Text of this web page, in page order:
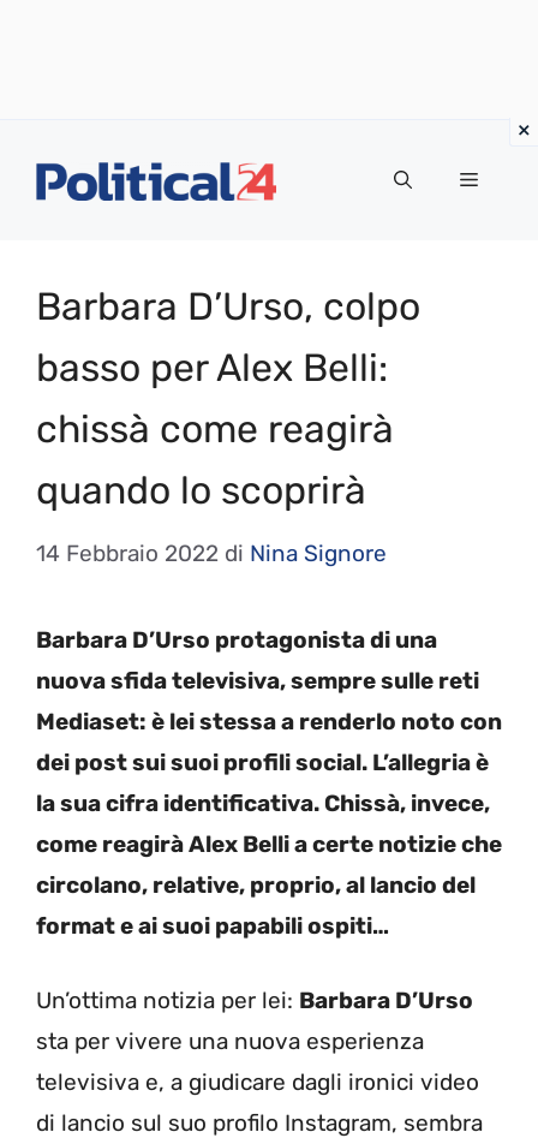
Menu
Barbara D’Urso, colpo
basso per Alex Belli:
chissà come reagirà
quando lo scoprirà
14 Febbraio 2022 di Nina Signore
Barbara D’Urso protagonista di una
nuova sfida televisiva, sempre sulle reti
Mediaset: è lei stessa a renderlo noto con
dei post sui suoi profili social. L’allegria è
la sua cifra identificativa. Chissà, invece,
come reagirà Alex Belli a certe notizie che
circolano, relative, proprio, al lancio del
format e ai suoi papabili ospiti…
Un’ottima notizia per lei: Barbara D’Urso
sta per vivere una nuova esperienza
televisiva e, a giudicare dagli ironici video
di lancio sul suo profilo Instagram, sembra